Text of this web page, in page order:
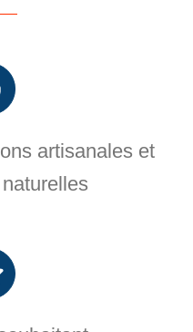
artisanales et